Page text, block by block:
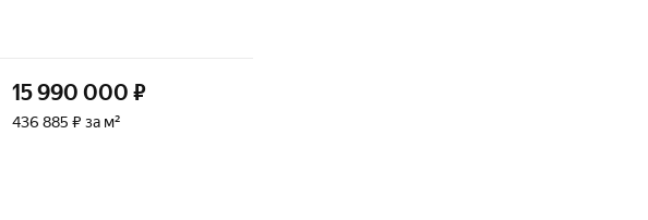
15 990 000 ₽
436 885 ₽ за м²